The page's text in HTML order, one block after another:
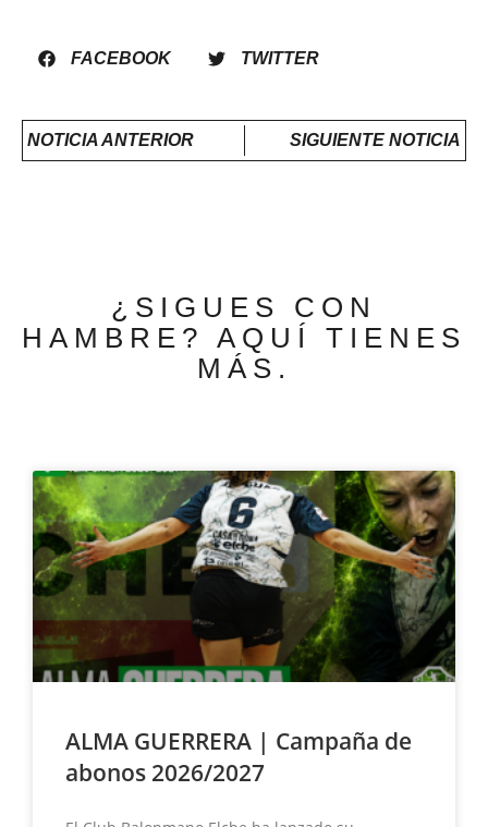
FACEBOOK TWITTER
NOTICIA ANTERIOR SIGUIENTE NOTICIA
¿SIGUES CON
HAMBRE? AQUÍ TIENES
MÁS.
ALMA GUERRERA | Campaña de
abonos 2026/2027